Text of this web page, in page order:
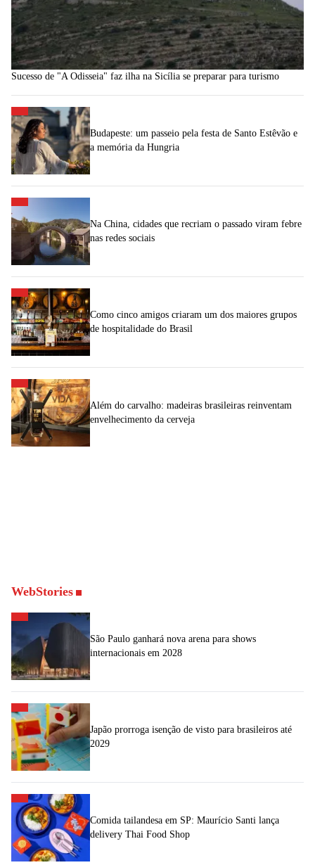
Sucesso de "A Odisseia" faz ilha na Sicília se preparar para turismo
Budapeste: um passeio pela festa de Santo Estêvão e
a memória da Hungria
Na China, cidades que recriam o passado viram febre
nas redes sociais
Como cinco amigos criaram um dos maiores grupos
de hospitalidade do Brasil
Além do carvalho: madeiras brasileiras reinventam
envelhecimento da cerveja
WebStories
São Paulo ganhará nova arena para shows
internacionais em 2028
Japão prorroga isenção de visto para brasileiros até
2029
Comida tailandesa em SP: Maurício Santi lança
delivery Thai Food Shop